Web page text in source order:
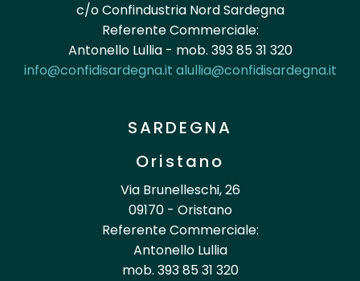
c/o Confindustria Nord Sardegna
Referente Commerciale:
Antonello Lullia - mob. 393 85 31 320
info@confidisardegna.it alullia@confidisardegna.it
SARDEGNA
Oristano
Via Brunelleschi, 26
09170 - Oristano
Referente Commerciale:
Antonello Lullia
mob. 393 85 31 320